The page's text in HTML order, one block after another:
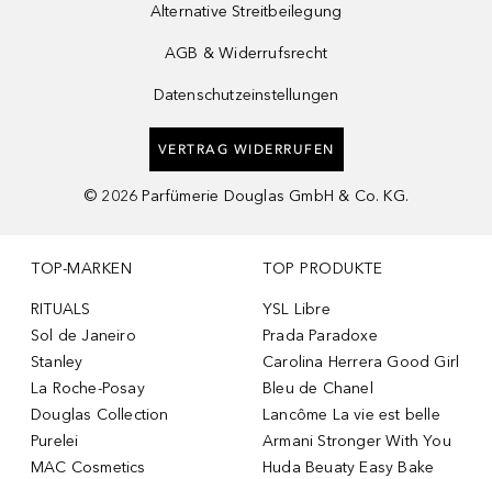
Alternative Streitbeilegung
AGB & Widerrufsrecht
Datenschutzeinstellungen
VERTRAG WIDERRUFEN
© 2026 Parfümerie Douglas GmbH & Co. KG.
TOP-MARKEN
RITUALS
Sol de Janeiro
Stanley
La Roche-Posay
Douglas Collection
Purelei
MAC Cosmetics
TOP PRODUKTE
YSL Libre
Prada Paradoxe
Carolina Herrera Good Girl
Bleu de Chanel
Lancôme La vie est belle
Armani Stronger With You
Huda Beuaty Easy Bake